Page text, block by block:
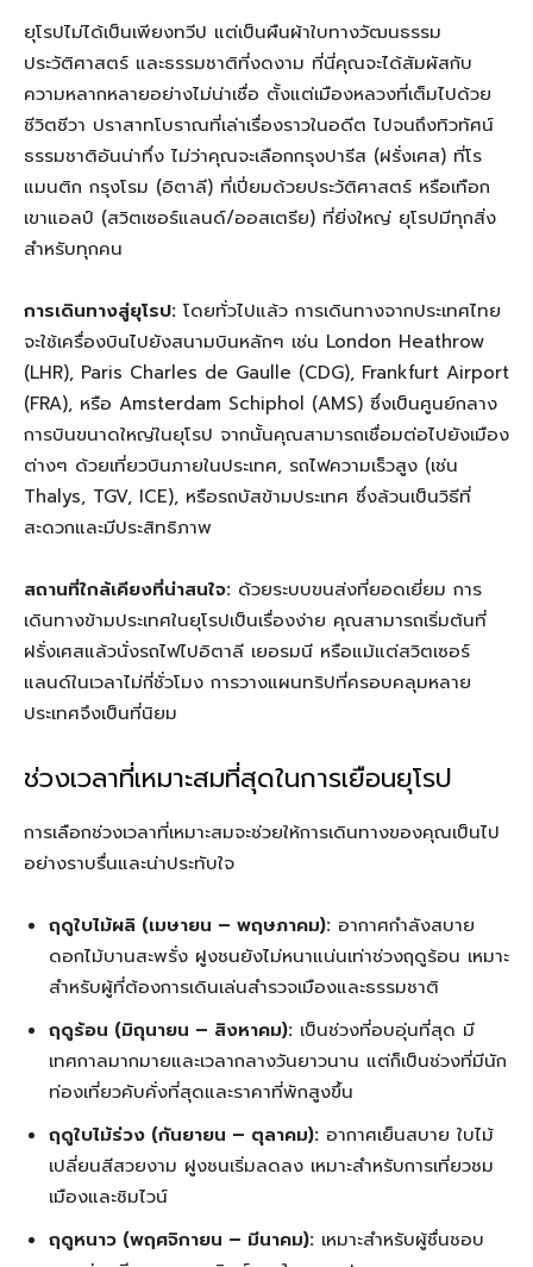
ยุโรปไม่ได้เป็นเพียงทวีป แต่เป็นผืนผ้าใบทางวัฒนธรรม
ประวัติศาสตร์ และธรรมชาติที่งดงาม ที่นี่คุณจะได้สัมผัสกับ
ความหลากหลายอย่างไม่น่าเชื่อ ตั้งแต่เมืองหลวงที่เต็มไปด้วย
ชีวิตชีวา ปราสาทโบราณที่เล่าเรื่องราวในอดีต ไปจนถึงทิวทัศน์
ธรรมชาติอันน่าทึ่ง ไม่ว่าคุณจะเลือกกรุงปารีส (ฝรั่งเศส) ที่โร
แมนติก กรุงโรม (อิตาลี) ที่เปี่ยมด้วยประวัติศาสตร์ หรือเทือก
เขาแอลป์ (สวิตเซอร์แลนด์/ออสเตรีย) ที่ยิ่งใหญ่ ยุโรปมีทุกสิ่ง
สำหรับทุกคน
การเดินทางสู่ยุโรป: โดยทั่วไปแล้ว การเดินทางจากประเทศไทย
จะใช้เครื่องบินไปยังสนามบินหลักๆ เช่น London Heathrow
(LHR), Paris Charles de Gaulle (CDG), Frankfurt Airport
(FRA), หรือ Amsterdam Schiphol (AMS) ซึ่งเป็นศูนย์กลาง
การบินขนาดใหญ่ในยุโรป จากนั้นคุณสามารถเชื่อมต่อไปยังเมือง
ต่างๆ ด้วยเที่ยวบินภายในประเทศ, รถไฟความเร็วสูง (เช่น
Thalys, TGV, ICE), หรือรถบัสข้ามประเทศ ซึ่งล้วนเป็นวิธีที่
สะดวกและมีประสิทธิภาพ
สถานที่ใกล้เคียงที่น่าสนใจ: ด้วยระบบขนส่งที่ยอดเยี่ยม การ
เดินทางข้ามประเทศในยุโรปเป็นเรื่องง่าย คุณสามารถเริ่มต้นที่
ฝรั่งเศสแล้วนั่งรถไฟไปอิตาลี เยอรมนี หรือแม้แต่สวิตเซอร์
แลนด์ในเวลาไม่กี่ชั่วโมง การวางแผนทริปที่ครอบคลุมหลาย
ประเทศจึงเป็นที่นิยม
ช่วงเวลาที่เหมาะสมที่สุดในการเยือนยุโรป
การเลือกช่วงเวลาที่เหมาะสมจะช่วยให้การเดินทางของคุณเป็นไป
อย่างราบรื่นและน่าประทับใจ
ฤดูใบไม้ผลิ (เมษายน – พฤษภาคม): อากาศกำลังสบาย
ดอกไม้บานสะพรั่ง ฝูงชนยังไม่หนาแน่นเท่าช่วงฤดูร้อน เหมาะ
สำหรับผู้ที่ต้องการเดินเล่นสำรวจเมืองและธรรมชาติ
ฤดูร้อน (มิถุนายน – สิงหาคม): เป็นช่วงที่อบอุ่นที่สุด มี
เทศกาลมากมายและเวลากลางวันยาวนาน แต่ก็เป็นช่วงที่มีนัก
ท่องเที่ยวคับคั่งที่สุดและราคาที่พักสูงขึ้น
ฤดูใบไม้ร่วง (กันยายน – ตุลาคม): อากาศเย็นสบาย ใบไม้
เปลี่ยนสีสวยงาม ฝูงชนเริ่มลดลง เหมาะสำหรับการเที่ยวชม
เมืองและชิมไวน์
ฤดูหนาว (พฤศจิกายน – มีนาคม): เหมาะสำหรับผู้ชื่นชอบ